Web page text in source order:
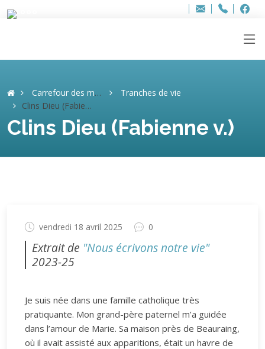
Adresse
info..hâthe..
Tel.
Tel.
Carrefour des mémoires
Tranches de vie
Clins Dieu (Fabienne v.)
Clins Dieu (Fabienne v.)
vendredi 18 avril 2025 0
Extrait de "Nous écrivons notre vie"
2023-25
Je suis née dans une famille catholique très
pratiquante. Mon grand-père paternel m’a guidée
dans l’amour de Marie. Sa maison près de Beauraing,
où il avait assisté aux apparitions, était un havre de